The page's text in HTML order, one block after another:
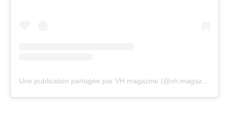
Une publication partagée par VH magazine (@vh.magazine)